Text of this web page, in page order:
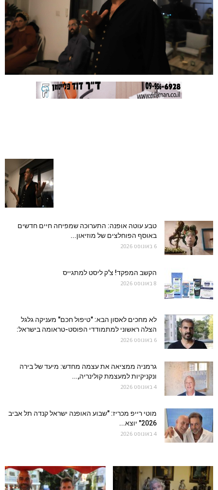
טבע עוטה אופנה: התערוכה שמפיחה חיים חדשים
באוסף הפוחלצים של מוזיאון...
6 באוגוסט 2026
הקשב המפקד! צ'ק ליסט למתגייס
8 באוגוסט 2026
לא מחכים לאסון הבא: "טיפול חכם" מעניקה גלגל
הצלה ראשוני למתמודדי הפוסט-טראומה בישראל:
6 באוגוסט 2026
גרמניה ממציאה את עצמה מחדש: מיעד של בירה
ונקניקיות למעצמת קולינריה,...
4 באוגוסט 2026
מוטי רייפ מכריז: "שבוע האופנה ישראל קנדה תל אביב
2026" יוצא...
4 באוגוסט 2026